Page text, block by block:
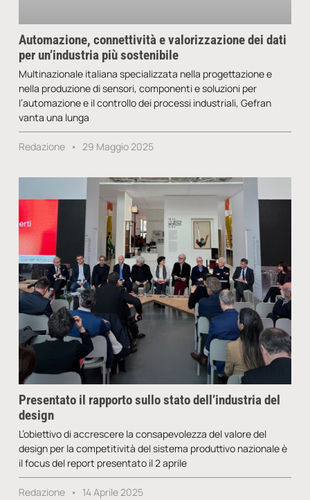
Automazione, connettività e valorizzazione dei dati
per un’industria più sostenibile
Multinazionale italiana specializzata nella progettazione e
nella produzione di sensori, componenti e soluzioni per
l’automazione e il controllo dei processi industriali, Gefran
vanta una lunga
Redazione 29 Maggio 2025
Presentato il rapporto sullo stato dell’industria del
design
L’obiettivo di accrescere la consapevolezza del valore del
design per la competitività del sistema produttivo nazionale è
il focus del report presentato il 2 aprile
Redazione 14 Aprile 2025